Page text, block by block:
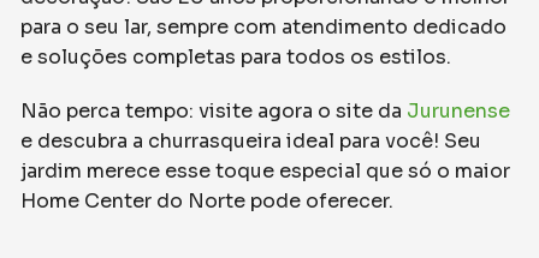
para o seu lar, sempre com atendimento dedicado
e soluções completas para todos os estilos.
Não perca tempo: visite agora o site da Jurunense
e descubra a churrasqueira ideal para você! Seu
jardim merece esse toque especial que só o maior
Home Center do Norte pode oferecer.